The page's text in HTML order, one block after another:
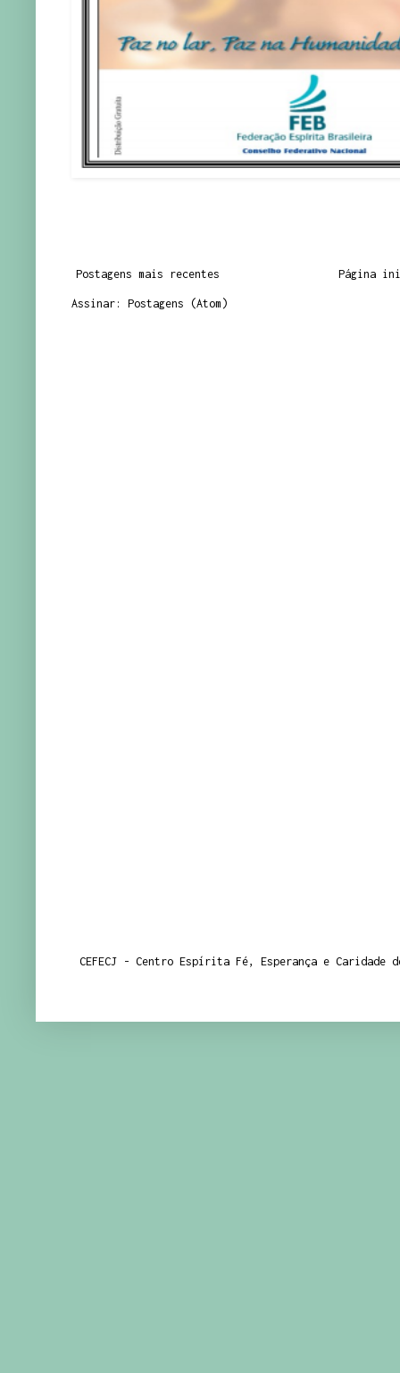
Postagens mais recentes Página
Assinar: Postagens (Atom)
CEFECJ - Centro Espírita Fé, Esperança e